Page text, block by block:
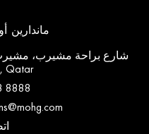
ماندارين
Qatar
8888